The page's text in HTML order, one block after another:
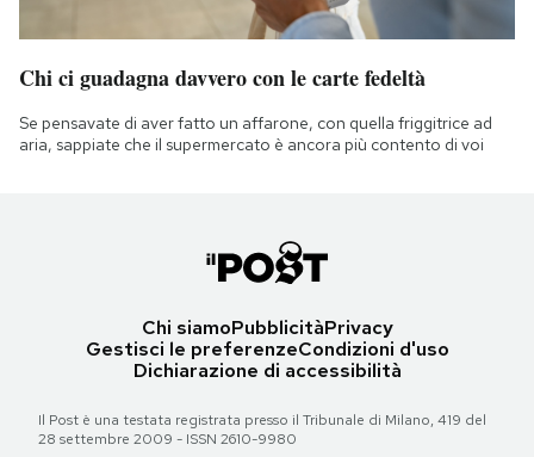
Chi ci guadagna davvero con le carte fedeltà
Se pensavate di aver fatto un affarone, con quella friggitrice ad
aria, sappiate che il supermercato è ancora più contento di voi
Chi siamoPubblicitàPrivacy
Gestisci le preferenzeCondizioni d'uso
Dichiarazione di accessibilità
Il Post è una testata registrata presso il Tribunale di Milano, 419 del
28 settembre 2009 - ISSN 2610-9980